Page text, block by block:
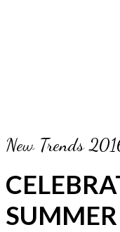
New Trends
SUMMER